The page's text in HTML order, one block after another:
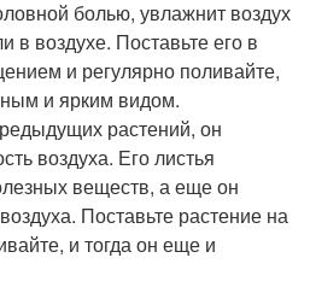
болью, увлажнит воздух
в воздухе. Поставьте его в
и регулярно поливайте,
и ярким видом.
растений, он
воздуха. Его листья
веществ, а еще он
Поставьте растение на
и тогда он еще и